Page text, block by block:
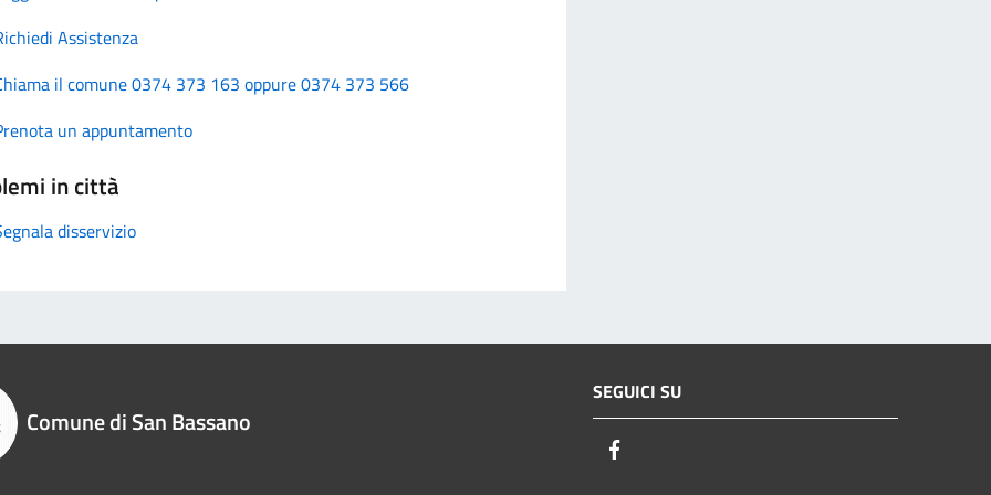
Assistenza
il comune 0374 373 163 oppure 0374 373 566
un appuntamento
in città
disservizio
Comune di San Bassano
SEGUICI SU